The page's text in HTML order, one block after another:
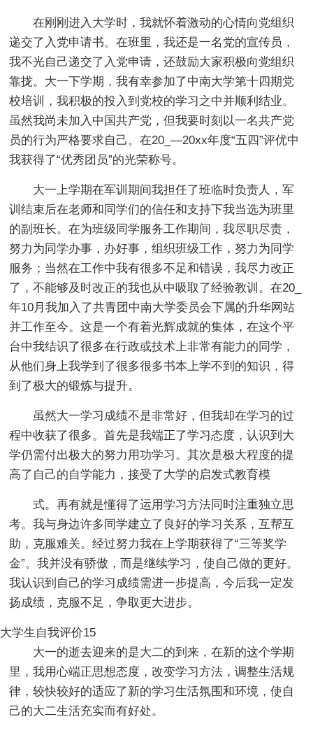
在刚刚进入大学时，我就怀着激动的心情向党组织
递交了入党申请书。在班里，我还是一名党的宣传员，
我不光自己递交了入党申请，还鼓励大家积极向党组织
靠拢。大一下学期，我有幸参加了中南大学第十四期党
校培训，我积极的投入到党校的学习之中并顺利结业。
虽然我尚未加入中国共产党，但我要时刻以一名共产党
员的行为严格要求自己。在20_—20xx年度“五四”评优中
我获得了“优秀团员”的光荣称号。
大一上学期在军训期间我担任了班临时负责人，军
训结束后在老师和同学们的信任和支持下我当选为班里
的副班长。在为班级同学服务工作期间，我尽职尽责，
努力为同学办事，办好事，组织班级工作，努力为同学
服务；当然在工作中我有很多不足和错误，我尽力改正
了，不能够及时改正的我也从中吸取了经验教训。在20_
年10月我加入了共青团中南大学委员会下属的升华网站
并工作至今。这是一个有着光辉成就的集体，在这个平
台中我结识了很多在行政或技术上非常有能力的同学，
从他们身上我学到了很多很多书本上学不到的知识，得
到了极大的锻炼与提升。
虽然大一学习成绩不是非常好，但我却在学习的过
程中收获了很多。首先是我端正了学习态度，认识到大
学仍需付出极大的努力用功学习。其次是极大程度的提
高了自己的自学能力，接受了大学的启发式教育模
式。再有就是懂得了运用学习方法同时注重独立思
考。我与身边许多同学建立了良好的学习关系，互帮互
助，克服难关。经过努力我在上学期获得了“三等奖学
金”。我并没有骄傲，而是继续学习，使自己做的更好。
我认识到自己的学习成绩需进一步提高，今后我一定发
扬成绩，克服不足，争取更大进步。
大学生自我评价15
大一的逝去迎来的是大二的到来，在新的这个学期
里，我用心端正思想态度，改变学习方法，调整生活规
律，较快较好的适应了新的学习生活氛围和环境，使自
己的大二生活充实而有好处。